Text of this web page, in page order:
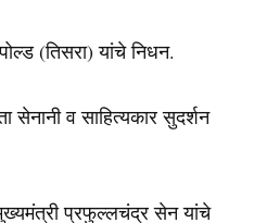
(तिसरा) यांचे निधन.
सेनानी व साहित्यकार सुदर्शन
प्रफुल्लचंद्र सेन यांचे